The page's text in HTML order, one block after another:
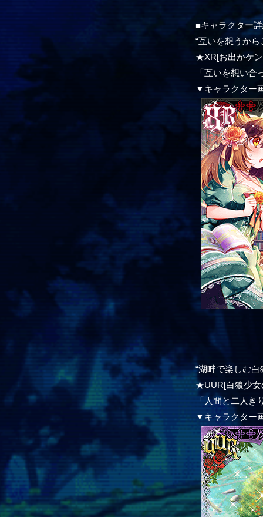
■キャラクター
“互いを想うか
★XR[お出かケ
「互いを想い
▼キャラクター
“湖畔で楽しむ白
★UUR[白狼少女
「人間と二人き
▼キャラクター